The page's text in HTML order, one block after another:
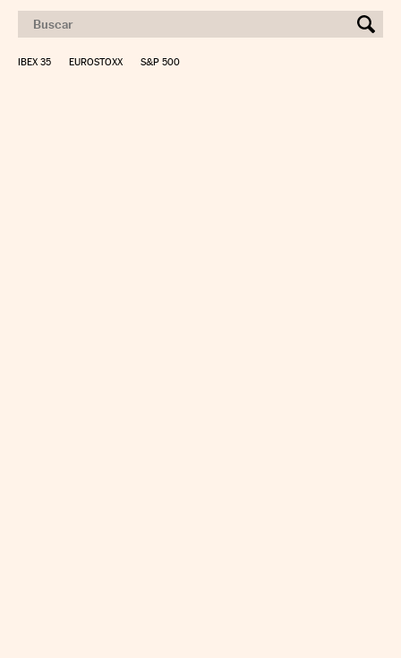
IBEX 35 EUROSTOXX S&P 500